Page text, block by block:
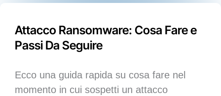
Attacco Ransomware: Cosa Fare e
Passi Da Seguire
Ecco una guida rapida su cosa fare nel
momento in cui sospetti un attacco